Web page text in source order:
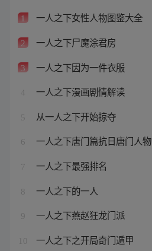
1 一人之下女性人物图鉴大全
2 一人之下尸魔涂君房
3 一人之下因为一件衣服
4 一人之下漫画剧情解读
5 从一人之下开始掠夺
6 一人之下唐门篇抗日唐门人物
7 一人之下最强排名
8 一人之下的一人
9 一人之下燕赵狂龙门派
10 一人之下之开局奇门遁甲